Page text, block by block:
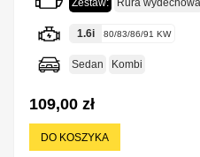
Zestaw: Rura wydechowa
1.6i 80/83/86/91 KW
Sedan Kombi
109,00 zł
DO KOSZYKA